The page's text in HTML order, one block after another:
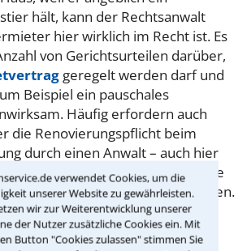
verwendet Cookies, um die
unserer Website zu gewährleisten.
wir zur Weiterentwicklung unserer
der Nutzer zusätzliche Cookies ein. Mit
Button "Cookies zulassen" stimmen Sie
hält, kann der Rechtsanwalt
hier wirklich im Recht ist. Es
von Gerichtsurteilen darüber,
geregelt werden darf und
Beispiel ein pauschales
Häufig erfordern auch
die Renovierungspflicht beim
durch einen Anwalt – auch hier
von Gerichtsentscheidungen, die
nicht alle selbst kennen können.
entstehen rund um die